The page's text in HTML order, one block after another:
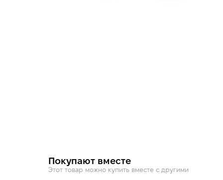
Покупают вместе
Этот товар можно купить вместе с другими